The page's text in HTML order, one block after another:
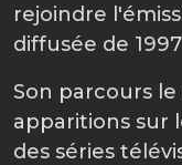
rejoindre
diffusée de
Son parcours
apparitions sur
des séries